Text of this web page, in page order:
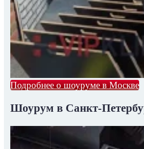
Подробнее о шоуруме в Москве
Шоурум в Санкт-